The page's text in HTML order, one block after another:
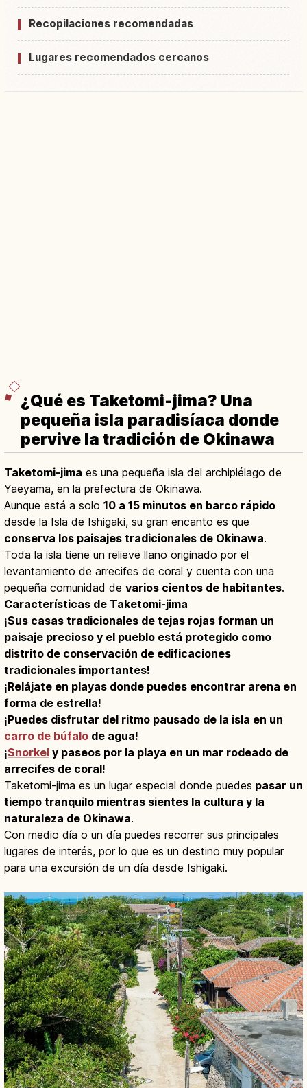
Recopilaciones recomendadas
Lugares recomendados cercanos
¿Qué es Taketomi-jima? Una
pequeña isla paradisíaca donde
pervive la tradición de Okinawa
Taketomi-jima es una pequeña isla del archipiélago de
Yaeyama, en la prefectura de Okinawa.
Aunque está a solo 10 a 15 minutos en barco rápido
desde la Isla de Ishigaki, su gran encanto es que
conserva los paisajes tradicionales de Okinawa.
Toda la isla tiene un relieve llano originado por el
levantamiento de arrecifes de coral y cuenta con una
pequeña comunidad de varios cientos de habitantes.
Características de Taketomi-jima
¡Sus casas tradicionales de tejas rojas forman un
paisaje precioso y el pueblo está protegido como
distrito de conservación de edificaciones
tradicionales importantes!
¡Relájate en playas donde puedes encontrar arena en
forma de estrella!
¡Puedes disfrutar del ritmo pausado de la isla en un
carro de búfalo de agua!
¡Snorkel y paseos por la playa en un mar rodeado de
arrecifes de coral!
Taketomi-jima es un lugar especial donde puedes pasar un
tiempo tranquilo mientras sientes la cultura y la
naturaleza de Okinawa.
Con medio día o un día puedes recorrer sus principales
lugares de interés, por lo que es un destino muy popular
para una excursión de un día desde Ishigaki.